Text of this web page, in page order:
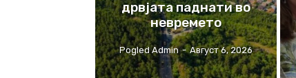
дрвјата паднати во
невремето
Pogled Admin - Август 6, 2026